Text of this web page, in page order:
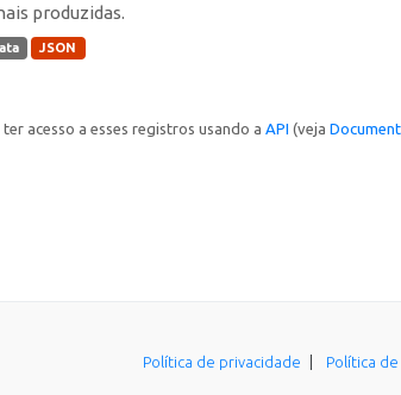
produzidas.
JSON
acesso a esses registros usando a API (veja
Política de privacidade
Política